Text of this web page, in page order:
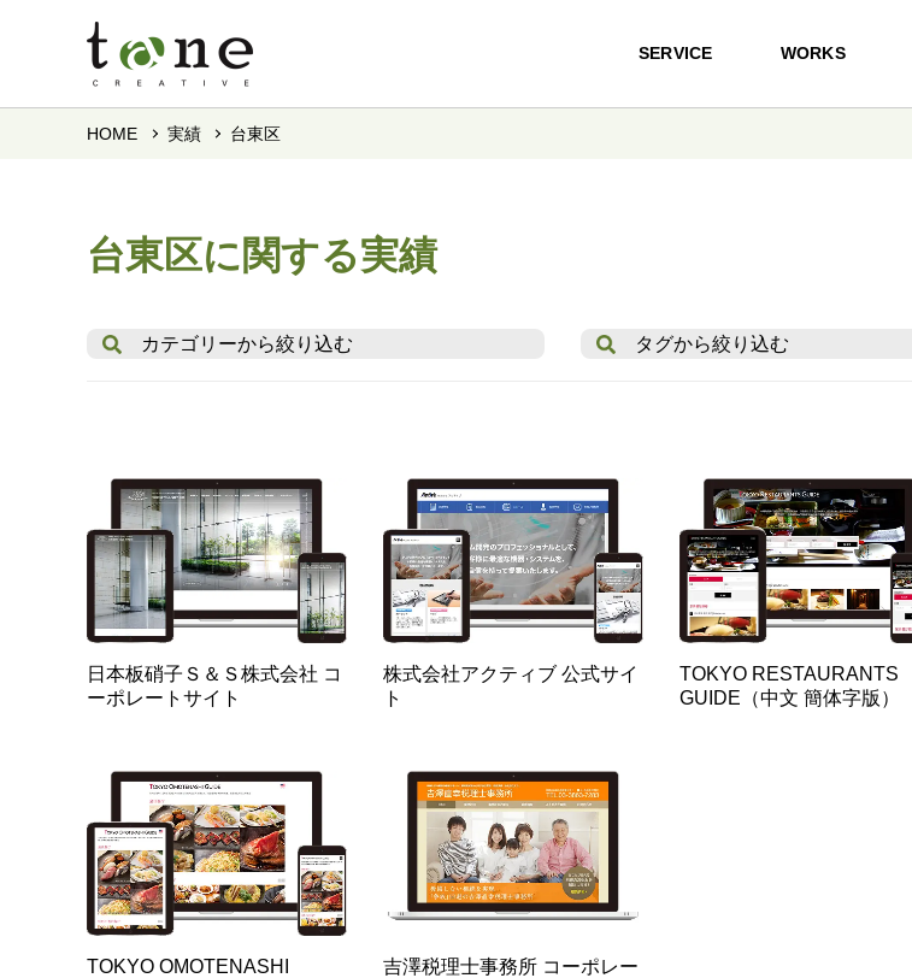
SERVICE WORKS
HOME 実績 台東区
台東区に関する実績
日本板硝子Ｓ＆Ｓ株式会社 コ
ーポレートサイト
株式会社アクティブ 公式サイ
ト
TOKYO RESTAURANTS
GUIDE（中文 簡体字版）
TOKYO OMOTENASHI
吉澤税理士事務所 コーポレー
カテゴリーから絞り込む タグから絞り込む